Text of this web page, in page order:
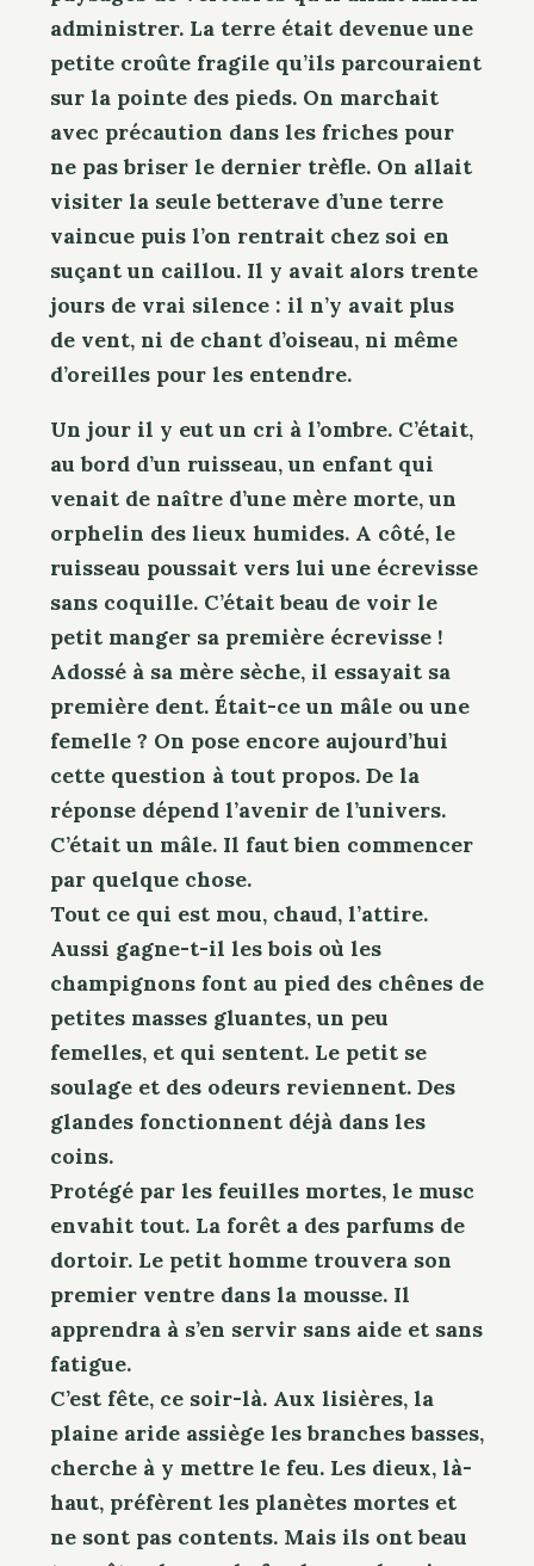
administrer. La terre était devenue une
petite croûte fragile qu’ils parcouraient
sur la pointe des pieds. On marchait
avec précaution dans les friches pour
ne pas briser le dernier trèfle. On allait
visiter la seule betterave d’une terre
vaincue puis l’on rentrait chez soi en
suçant un caillou. Il y avait alors trente
jours de vrai silence : il n’y avait plus
de vent, ni de chant d’oiseau, ni même
d’oreilles pour les entendre.
Un jour il y eut un cri à l’ombre. C’était,
au bord d’un ruisseau, un enfant qui
venait de naître d’une mère morte, un
orphelin des lieux humides. A côté, le
ruisseau poussait vers lui une écrevisse
sans coquille. C’était beau de voir le
petit manger sa première écrevisse !
Adossé à sa mère sèche, il essayait sa
première dent. Était-ce un mâle ou une
femelle ? On pose encore aujourd’hui
cette question à tout propos. De la
réponse dépend l’avenir de l’univers.
C’était un mâle. Il faut bien commencer
par quelque chose.
Tout ce qui est mou, chaud, l’attire.
Aussi gagne-t-il les bois où les
champignons font au pied des chênes de
petites masses gluantes, un peu
femelles, et qui sentent. Le petit se
soulage et des odeurs reviennent. Des
glandes fonctionnent déjà dans les
coins.
Protégé par les feuilles mortes, le musc
envahit tout. La forêt a des parfums de
dortoir. Le petit homme trouvera son
premier ventre dans la mousse. Il
apprendra à s’en servir sans aide et sans
fatigue.
C’est fête, ce soir-là. Aux lisières, la
plaine aride assiège les branches basses,
cherche à y mettre le feu. Les dieux, là-
haut, préfèrent les planètes mortes et
ne sont pas contents. Mais ils ont beau